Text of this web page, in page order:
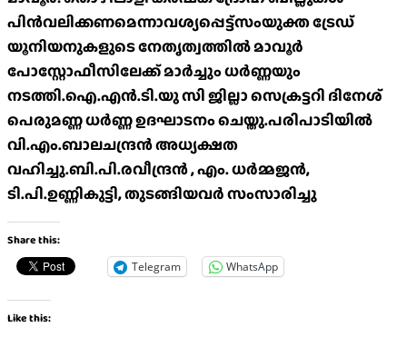
പിൻവലിക്കണമെന്നാവശ്യപ്പെട്ട്സംയുക്ത ട്രേഡ്
യൂനിയനുകളുടെ നേതൃത്വത്തിൽ മാവൂർ
പോസ്റ്റോഫീസിലേക്ക് മാർച്ചും ധർണ്ണയും
നടത്തി.ഐ.എൻ.ടി.യു സി ജില്ലാ സെക്രട്ടറി ദിനേശ്
പെരുമണ്ണ ധർണ്ണ ഉദഘാടനം ചെയ്തു.പരിപാടിയിൽ
വി.എം.ബാലചന്ദ്രൻ അധ്യക്ഷത
വഹിച്ചു.ബി.പി.രവീന്ദ്രൻ , എം. ധർമ്മജൻ,
ടി.പി.ഉണ്ണികുട്ടി, തുടങ്ങിയവർ സംസാരിച്ചു
Share this:
Telegram WhatsApp
Like this: